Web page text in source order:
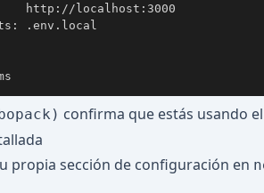
http://localhost:3000
.env.local
confirma que estás usando
propia sección de configuración en